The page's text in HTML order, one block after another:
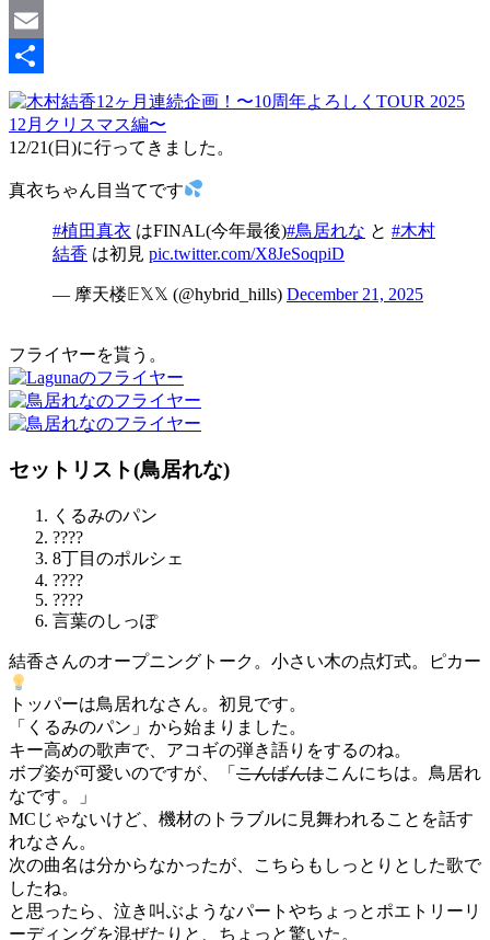
Copy
Link
Email
共
有
12/21(日)に行ってきました。
真衣ちゃん目当てです
#植田真衣 はFINAL(今年最後)#鳥居れな と #木村
結香 は初見 pic.twitter.com/X8JeSoqpiD
— 摩天楼𝔼𝕏𝕏 (@hybrid_hills) December 21, 2025
フライヤーを貰う。
セットリスト(鳥居れな)
くるみのパン
????
8丁目のポルシェ
????
????
言葉のしっぽ
結香さんのオープニングトーク。小さい木の点灯式。ピカー
トッパーは鳥居れなさん。初見です。
「くるみのパン」から始まりました。
キー高めの歌声で、アコギの弾き語りをするのね。
ボブ姿が可愛いのですが、「 こんばんはこんにちは。鳥居れ
なです。」
MCじゃないけど、機材のトラブルに見舞われることを話す
れなさん。
次の曲名は分からなかったが、こちらもしっとりとした歌で
したね。
と思ったら、泣き叫ぶようなパートやちょっとポエトリーリ
ーディングを混ぜたりと、ちょっと驚いた。